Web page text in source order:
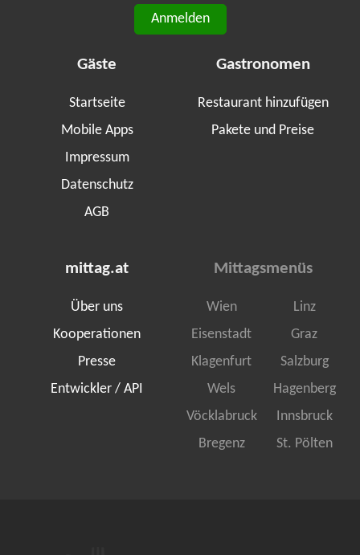
Anmelden
Gäste
Startseite
Mobile Apps
Impressum
Datenschutz
AGB
Gastronomen
Restaurant hinzufügen
Pakete und Preise
mittag.at
Über uns
Kooperationen
Presse
Entwickler / API
Mittagsmenüs
Wien
Linz
Eisenstadt
Graz
Klagenfurt
Salzburg
Wels
Hagenberg
Vöcklabruck
Innsbruck
Bregenz
St. Pölten